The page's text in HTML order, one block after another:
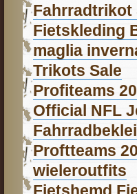
Fahrradtrikot
Fietskleding
maglia
Trikots Sale
Profiteams
Official NFL
Proftteams
wieleroutfits
Fietshemd